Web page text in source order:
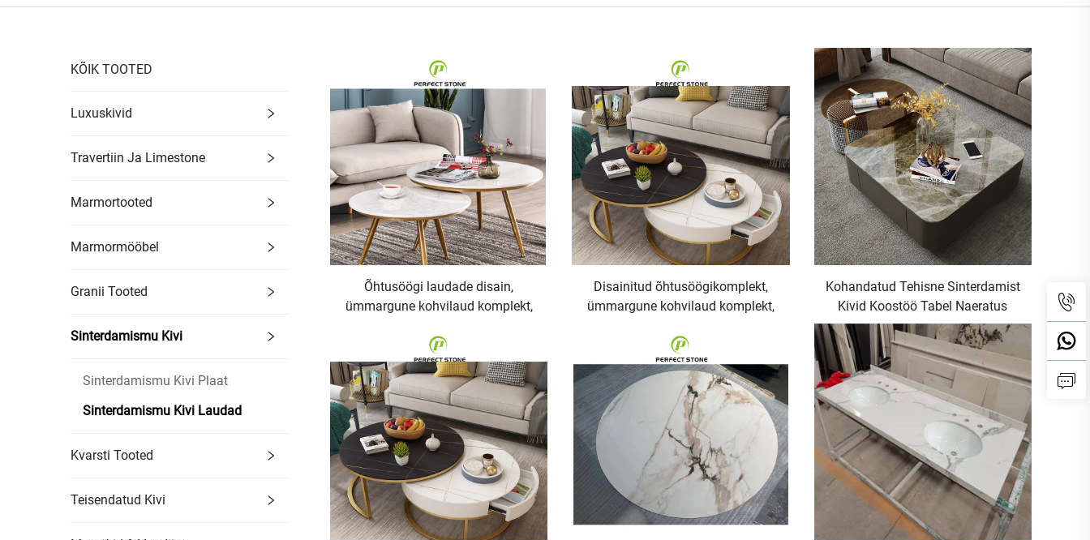
KÕIK TOOTED
Luxuskivid
Travertiin Ja Limestone
Marmortooted
Marmormööbel
Granii Tooted
Sinterdamismu Kivi
Sinterdamismu Kivi Plaat
Sinterdamismu Kivi Laudad
Kvarsti Tooted
Teisendatud Kivi
Õhtusöögi laudade disain,
ümmargune kohvilaud komplekt,
stiilis
Disainitud õhtusöögikomplekt,
ümmargune kohvilaud komplekt,
stiilis ja jäänuad
Kohandatud Tehisne Sinterdamist
Kivid Koostöö Tabel Naeratus
Kaetud